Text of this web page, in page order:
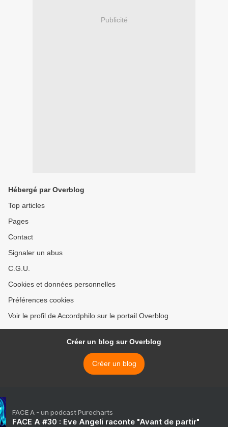
Publicité
Hébergé par Overblog
Top articles
Pages
Contact
Signaler un abus
C.G.U.
Cookies et données personnelles
Préférences cookies
Voir le profil de Accordphilo sur le portail Overblog
Créer un blog sur Overblog
Créer un blog
FACE A - un podcast Purecharts
FACE A #30 : Eve Angeli raconte "Avant de partir"